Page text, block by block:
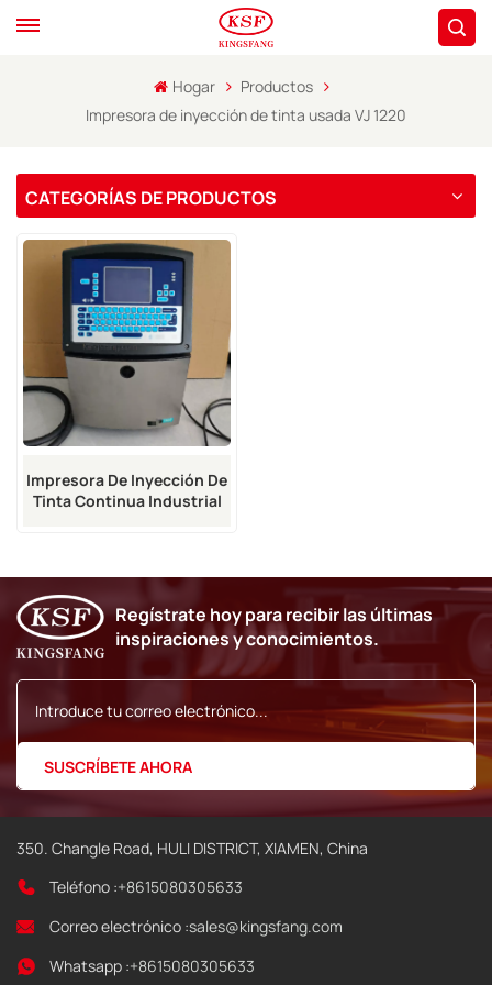
Hogar
Productos
Impresora de inyección de tinta usada VJ 1220
CATEGORÍAS DE PRODUCTOS
Impresora De Inyección De
Tinta Continua Industrial
Regístrate hoy para recibir las últimas
inspiraciones y conocimientos.
350. Changle Road, HULI DISTRICT, XIAMEN, China
Teléfono :+8615080305633
Correo electrónico :sales@kingsfang.com
Whatsapp :+8615080305633